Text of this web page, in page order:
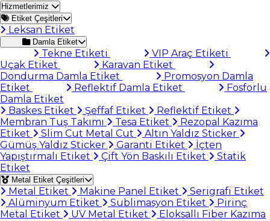
Hizmetlerimiz
Etiket Çeşitleri
Leksan Etiket
Damla Etiket
Tekne Etiketi
VIP Araç Etiketi
Uçak Etiket
Karavan Etiket
Dondurma Damla Etiket
Promosyon Damla
Etiket
Reflektif Damla Etiket
Fosforlu
Damla Etiket
Baskes Etiket
Şeffaf Etiket
Reflektif Etiket
Membran Tuş Takımı
Tesa Etiket
Rezopal Kazıma
Etiket
Slim Cut Metal Cut
Altın Yaldız Sticker
Gümüş Yaldız Sticker
Garanti Etiket
İçten
Yapıştırmalı Etiket
Çift Yön Baskılı Etiket
Statik
Etiket
Metal Etiket Çeşitleri
Metal Etiket Makine Panel Etiket
Serigrafi Etiket
Alüminyum Etiket
Sublimasyon Etiket
Pirinç
Metal Etiket
UV Metal Etiket
Eloksallı Fiber Kazıma